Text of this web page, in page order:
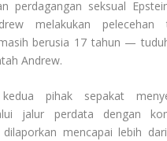
perdagangan seksual
melakukan pelecehan
berusia 17 tahun —
Andrew.
pihak sepakat
jalur perdata dengan
mencapai lebih